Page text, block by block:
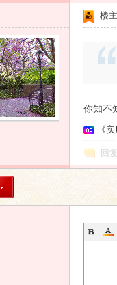
楼主
你知不
《
回复